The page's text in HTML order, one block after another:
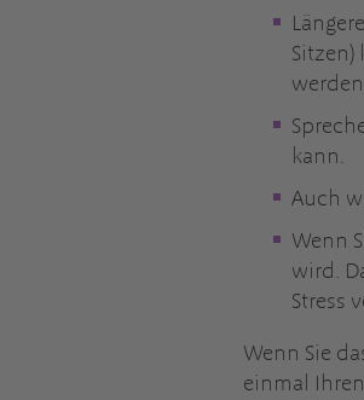
kann.
Auch
Wenn
wird.
Stress
Wenn Sie
einmal